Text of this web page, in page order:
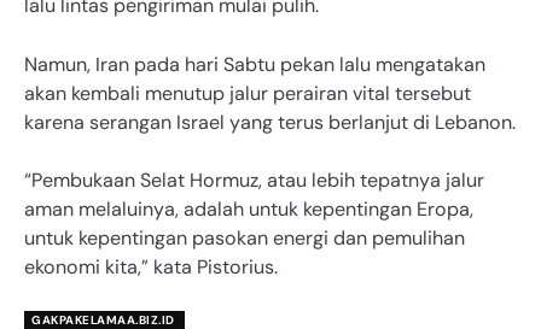
lalu lintas pengiriman mulai pulih.
Namun, Iran pada hari Sabtu pekan lalu mengatakan
akan kembali menutup jalur perairan vital tersebut
karena serangan Israel yang terus berlanjut di Lebanon.
“Pembukaan Selat Hormuz, atau lebih tepatnya jalur
aman melaluinya, adalah untuk kepentingan Eropa,
untuk kepentingan pasokan energi dan pemulihan
ekonomi kita,” kata Pistorius.
GAKPAKELAMAA.BIZ.ID